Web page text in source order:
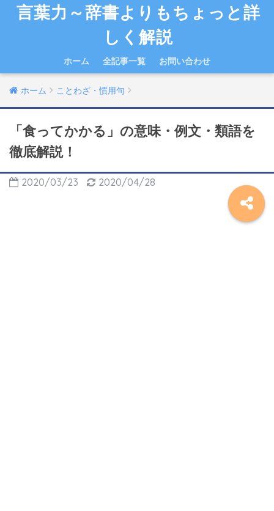
言葉力～辞書よりもちょっと詳
しく解説
ホーム 全記事一覧 お問い合わせ
ホーム ことわざ・慣用句
「食ってかかる」の意味・例文・類語を
徹底解説！
2020/03/23 2020/04/28